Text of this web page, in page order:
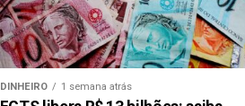
DINHEIRO 1 semana atrás